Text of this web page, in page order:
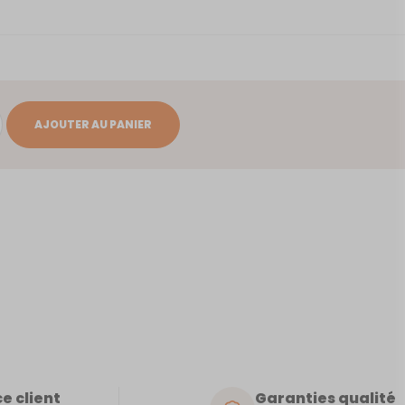
AJOUTER AU PANIER
client Garanties qualité